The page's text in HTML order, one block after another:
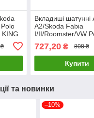
Вкладиші шатунні
A2/Skoda Fabia
I/II/Roomster/VW
1.2-1.4 TDI 99-
PL 20897 050 UA61
727,20₴ 808 ₴
Купити
та новинки
–10%